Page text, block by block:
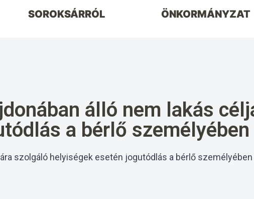
SOROKSÁRRÓL ÖNKORMÁNYZAT
álló nem lakás
a bérlő személyében
szolgáló helyiségek esetén jogutódlás a bérlő